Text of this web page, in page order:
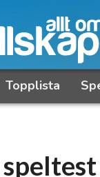
Topplista